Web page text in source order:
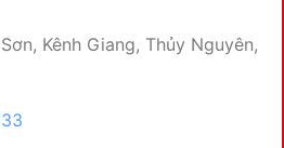
Kênh Giang, Thủy Nguyên,